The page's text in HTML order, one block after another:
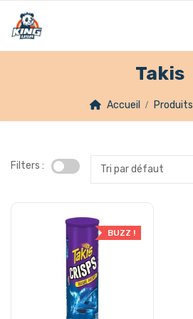
Takis
Accueil Produits
Filters : Tri par défaut
BUZZ !